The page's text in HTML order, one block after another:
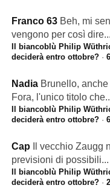
Franco 63 Beh, mi
vengono per così dire...
Il biancoblù Philip
deciderà entro ottobre?·
Nadia Brunello,
Fora, l'unico titolo
Il biancoblù Philip
deciderà entro ottobre?·
Cap
Il vecchio Zaugg
previsioni di possibili...
Il biancoblù Philip
deciderà entro ottobre?·